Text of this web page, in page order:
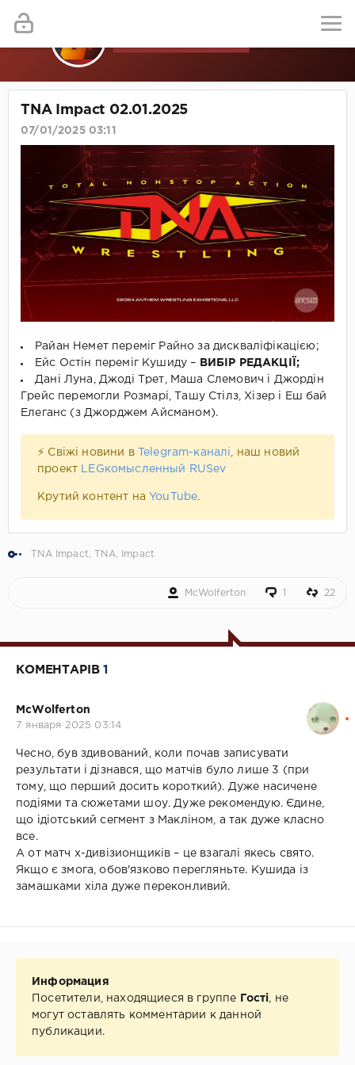
TNA Impact 02.01.2025
07/01/2025 03:11
Райан Немет переміг Райно за дискваліфікацією;
Ейс Остін переміг Кушиду –
ВИБІР РЕДАКЦІЇ;
Дані Луна, Джоді Трет, Маша Слемович і Джордін
Грейс перемогли Розмарі, Ташу Стілз, Хізер і Еш бай
Елеганс (з Джорджем Айсманом).
⚡ Свіжі новини в Telegram-каналі
, наш новий
проект
LEGкомысленный RUSev
Крутий контент на YouTube.
TNA Impact, TNA, Impact
McWolferton 1 22
КОМЕНТАРІВ1
McWolferton
7 января 2025 03:14
Чесно, був здивований, коли почав записувати
результати і дізнався, що матчів було лише 3 (при
тому, що перший досить короткий). Дуже насичене
подіями та сюжетами шоу. Дуже рекомендую. Єдине,
що ідіотський сегмент з Макліном, а так дуже класно
все.
А от матч х-дивізионщиків – це взагалі якесь свято.
Якщо є змога, обов'язково перегляньте. Кушида із
замашками хіла дуже переконливий.
Информация
Посетители, находящиеся в группе
Гості , не
могут оставлять комментарии к данной
публикации.